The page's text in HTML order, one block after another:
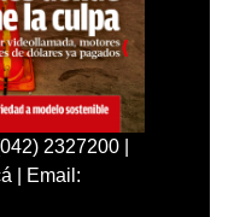
2327200 |
| Email: